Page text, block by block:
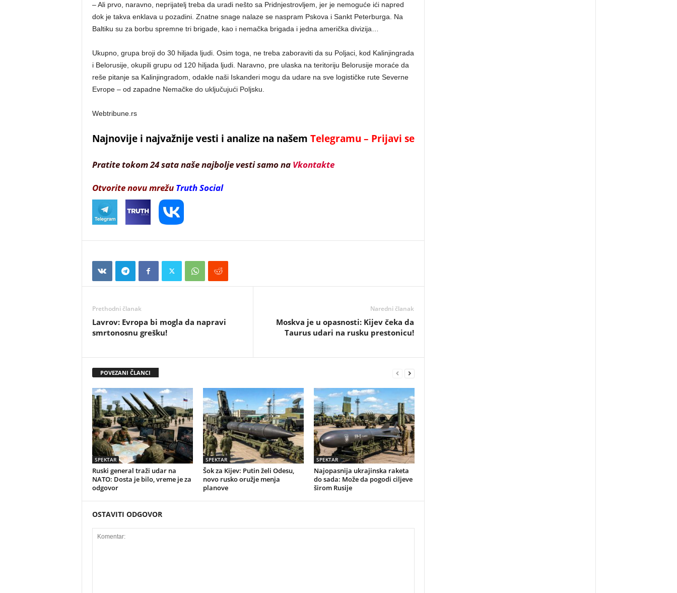
– Ali prvo, naravno, neprijatelj treba da uradi nešto sa Pridnjestrovljem, jer je nemoguće ići napred
dok je takva enklava u pozadini. Znatne snage nalaze se naspram Pskova i Sankt Peterburga. Na
Baltiku su za borbu spremne tri brigade, kao i nemačka brigada i jedna američka divizija…
Ukupno, grupa broji do 30 hiljada ljudi. Osim toga, ne treba zaboraviti da su Poljaci, kod Kalinjingrada
i Belorusije, okupili grupu od 120 hiljada ljudi. Naravno, pre ulaska na teritoriju Belorusije moraće da
reše pitanje sa Kalinjingradom, odakle naši Iskanderi mogu da udare na sve logističke rute Severne
Evrope – od zapadne Nemačke do uključujući Poljsku.
Webtribune.rs
Najnovije i najvažnije vesti i analize na našem Telegramu – Prijavi se
Pratite tokom 24 sata naše najbolje vesti samo na Vkontakte
Otvorite novu mrežu Truth Social
Prethodni članak
Lavrov: Evropa bi mogla da napravi
smrtonosnu grešku!
Naredni članak
Moskva je u opasnosti: Kijev čeka da
Taurus udari na rusku prestonicu!
POVEZANI ČLANCI
SPEKTAR
Ruski general traži udar na
NATO: Dosta je bilo, vreme je za
odgovor
SPEKTAR
Šok za Kijev: Putin želi Odesu,
novo rusko oružje menja
planove
SPEKTAR
Najopasnija ukrajinska raketa
do sada: Može da pogodi ciljeve
širom Rusije
OSTAVITI ODGOVOR